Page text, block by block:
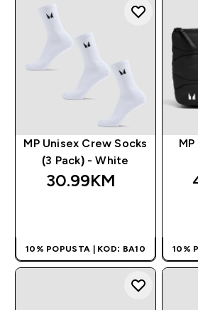
MP Unisex Crew Socks
(3 Pack) - White
30.99KM‎
10% POPUSTA | KOD: BA10 10%